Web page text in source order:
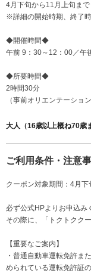
4月下旬から11月上旬まで
※詳細の開始時期、終了
◆開催時間◆
午前 9：30～12：00／午
◆所要時間◆
2時間30分
（事前オリエンテーシ
大人（16歳以上概ね70歳
ご利用条件・注意
クーポン対象期間：4月
必ず公式HPよりお申込み
その際に、「トクトクク
【重要なご案内】
・普通自動車運転免許ま
められている運転免許証